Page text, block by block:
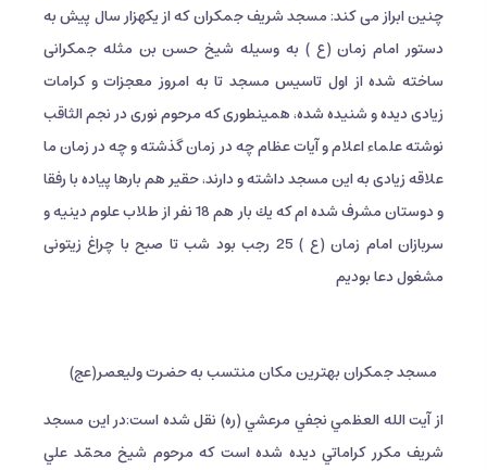
چنین ابراز می کند: مسجد شريف جمكران كه از يكهزار سال پيش به
دستور امام زمان (ع ) به وسيله شيخ حسن بن مثله جمكرانى
ساخته شده از اول تاسيس مسجد تا به امروز معجزات و كرامات
زيادى ديده و شنيده شده، همينطورى كه مرحوم نورى در نجم الثاقب
نوشته علماء اعلام و آيات عظام چه در زمان گذشته و چه در زمان ما
علاقه زيادى به اين مسجد داشته و دارند، حقير هم بارها پياده با رفقا
و دوستان مشرف شده ام كه يك بار هم 18 نفر از طلاب علوم دينيه و
سربازان امام زمان (ع ) 25 رجب بود شب تا صبح با چراغ زيتونى
مشغول دعا بوديم
مسجد جمکران بهترین مکان منتسب به حضرت ولیعصر(عج)
از آيت الله العظمي نجفي مرعشي (ره) نقل شده است:در اين مسجد
شريف مكرر كراماتي ديده شده است كه مرحوم شيخ محمّد علي